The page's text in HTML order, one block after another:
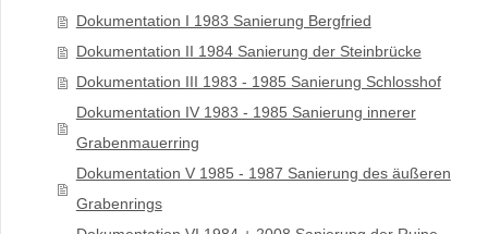
Dokumentation I 1983 Sanierung Bergfried
Dokumentation II 1984 Sanierung der Steinbrücke
Dokumentation III 1983 - 1985 Sanierung Schlosshof
Dokumentation IV 1983 - 1985 Sanierung innerer
Grabenmauerring
Dokumentation V 1985 - 1987 Sanierung des äußeren
Grabenrings